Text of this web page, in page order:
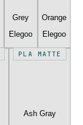
Grey
Elegoo
Orange
Elegoo
PLA MATTE
Ash Gray